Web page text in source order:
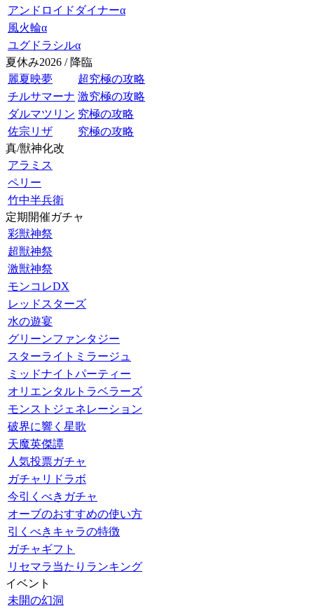
アンドロイドダイナーα
風火輪α
ユグドラシルα
夏休み2026 / 降臨
麗夏映夢
超究極の攻略
チルサマーナ 激究極の攻略
ダルマツリン 究極の攻略
佐宗リザ
究極の攻略
真/獣神化改
アラミス
ペリー
竹中半兵衛
定期開催ガチャ
彩獣神祭
超獣神祭
激獣神祭
モンコレDX
レッドスターズ
水の遊宴
グリーンファンタジー
スターライトミラージュ
ミッドナイトパーティー
オリエンタルトラベラーズ
モンストジェネレーション
破界に響く星歌
天魔英傑譚
人気投票ガチャ
ガチャリドラボ
今引くべきガチャ
オーブのおすすめの使い方
引くべきキャラの特徴
ガチャギフト
リセマラ当たりランキング
イベント
未開の幻洞